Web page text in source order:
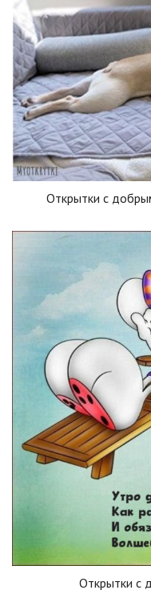
Открытки с
Открытки с